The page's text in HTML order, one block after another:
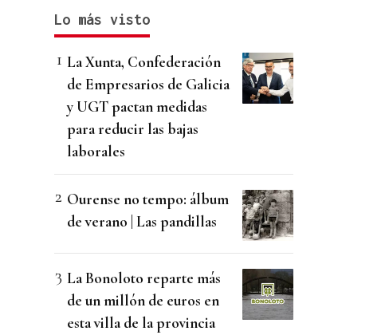
Lo más visto
La Xunta, Confederación
de Empresarios de Galicia
y UGT pactan medidas
para reducir las bajas
laborales
Ourense no tempo: álbum
de verano | Las pandillas
La Bonoloto reparte más
de un millón de euros en
esta villa de la provincia